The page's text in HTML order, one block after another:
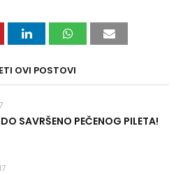
OVI POSTOVI
SAVRŠENO PEČENOG PILETA!